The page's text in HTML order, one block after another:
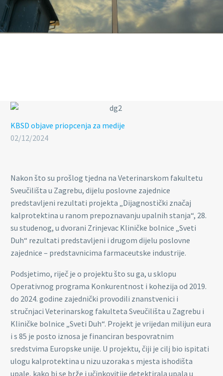
KBSD objave priopcenja za medije
02/12/2024
Nakon što su prošlog tjedna na Veterinarskom fakultetu
Sveučilišta u Zagrebu, dijelu poslovne zajednice
predstavljeni rezultati projekta „Dijagnostički značaj
kalprotektina u ranom prepoznavanju upalnih stanja“, 28.
su studenog, u dvorani Zrinjevac Kliničke bolnice „Sveti
Duh“ rezultati predstavljeni i drugom dijelu poslovne
zajednice – predstavnicima farmaceutske industrije.
Podsjetimo, riječ je o projektu što su ga, u sklopu
Operativnog programa Konkurentnost i kohezija od 2019.
do 2024. godine zajednički provodili znanstvenici i
stručnjaci Veterinarskog fakulteta Sveučilišta u Zagrebu i
Kliničke bolnice „Sveti Duh“. Projekt je vrijedan milijun eura
i s 85 je posto iznosa je financiran bespovratnim
sredstvima Europske unije. U projektu, čiji je cilj bio ispitati
ulogu kalprotektina u nizu uzoraka s mjesta ishodišta
upale, kako bi se brže i učinkovitije detektirala upala u